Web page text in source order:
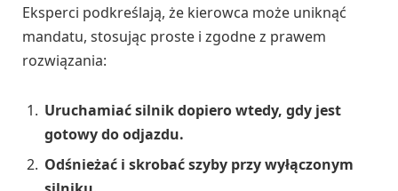
Eksperci podkreślają, że kierowca może uniknąć
mandatu, stosując proste i zgodne z prawem
rozwiązania:
Uruchamiać silnik dopiero wtedy, gdy jest
gotowy do odjazdu.
Odśnieżać i skrobać szyby przy wyłączonym